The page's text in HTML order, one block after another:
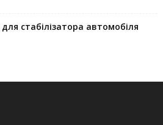
стабілізатора автомобіля